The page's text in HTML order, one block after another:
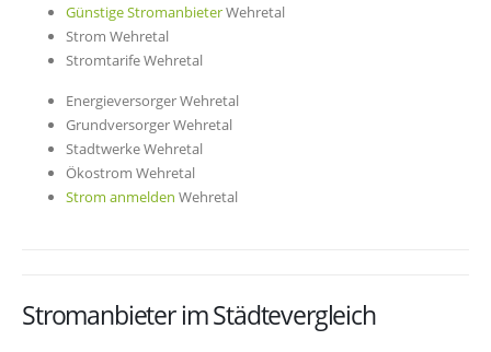
Günstige StromanbieterWehretal
Strom Wehretal
Stromtarife Wehretal
Energieversorger Wehretal
Grundversorger Wehretal
Stadtwerke Wehretal
Ökostrom Wehretal
Strom anmelden Wehretal
Stromanbieter im Städtevergleich